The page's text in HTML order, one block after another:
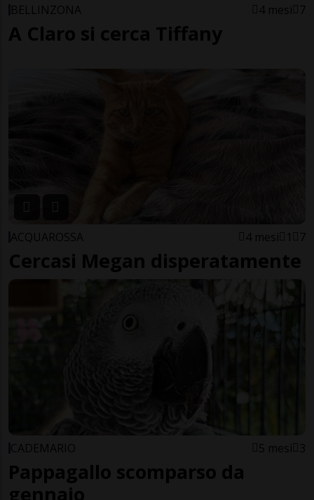
BELLINZONA 4 mesi 7
A Claro si cerca Tiffany
ACQUAROSSA 4 mesi 1 7
Cercasi Megan disperatamente
CADEMARIO 5 mesi 3
Pappagallo scomparso da
gennaio